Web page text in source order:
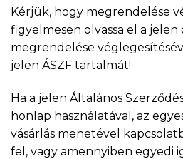
Kérjük, hogy megrendelése
figyelmesen olvassa el a
megrendelése
jelen ÁSZF tartalmát!
Ha a jelen Általános
honlap használatával, az
vásárlás menetével
fel, vagy amennyiben egyedi